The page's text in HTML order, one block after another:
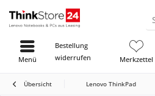
Bestellung
widerrufen
Merkzettel
Menü
Übersicht Lenovo ThinkPad